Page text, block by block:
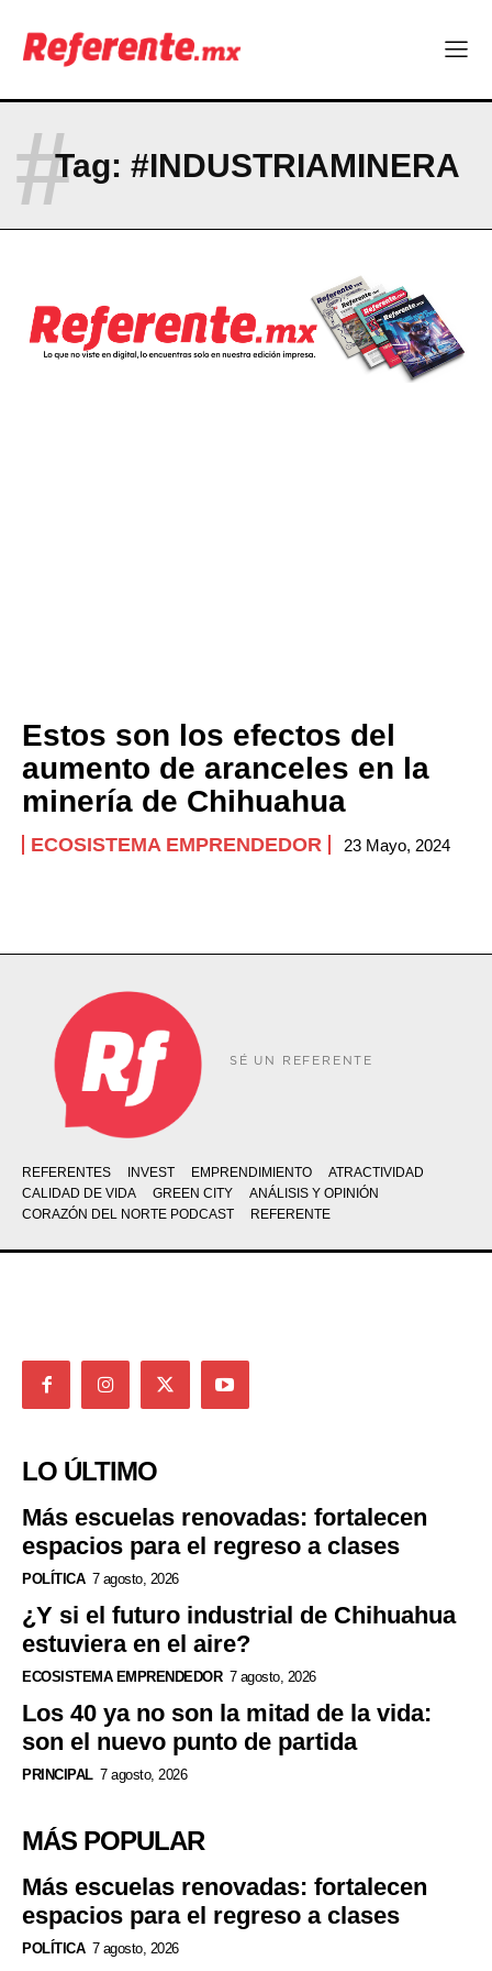
Company
ABOUT
CONTACT
PRIVACY POLICY
Tag: #INDUSTRIAMINERA
#
Estos son los efectos del
aumento de aranceles en la
minería de Chihuahua
ECOSISTEMA EMPRENDEDOR 23 Mayo, 2024
SÉ UN REFERENTE
REFERENTES INVEST EMPRENDIMIENTO
ATRACTIVIDAD
CALIDAD DE VIDA
GREEN CITY
ANÁLISIS Y OPINIÓN
CORAZÓN DEL NORTE PODCAST
REFERENTE
LO ÚLTIMO
Más escuelas renovadas: fortalecen
espacios para el regreso a clases
POLÍTICA 7 agosto, 2026
¿Y si el futuro industrial de Chihuahua
estuviera en el aire?
ECOSISTEMA EMPRENDEDOR 7 agosto, 2026
Los 40 ya no son la mitad de la vida:
son el nuevo punto de partida
PRINCIPAL 7 agosto, 2026
MÁS POPULAR
Más escuelas renovadas: fortalecen
espacios para el regreso a clases
POLÍTICA 7 agosto, 2026